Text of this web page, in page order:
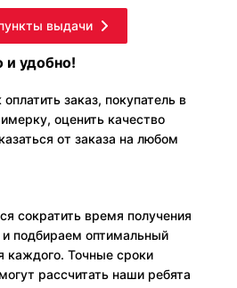
выдачи
и удобно!
заказ, покупатель в
оценить качество
от заказа на любом
сократить время получения
и подбираем оптимальный
каждого. Точные сроки
рассчитать наши ребята